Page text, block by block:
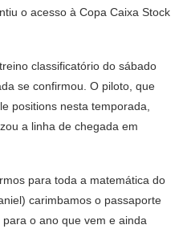
o acesso à Copa Caixa Stock
classificatório do sábado
se confirmou. O piloto, que
positions nesta temporada,
a linha de chegada em
para toda a matemática do
carimbamos o passaporte
o ano que vem e ainda